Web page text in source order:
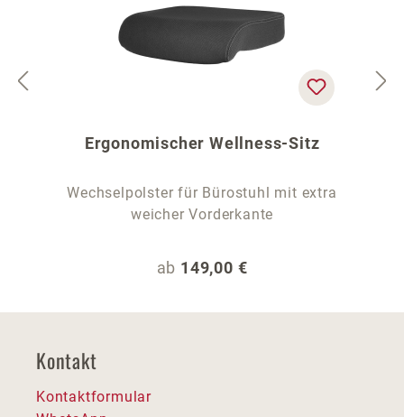
Ergonomischer Wellness-Sitz
Wechselpolster für Bürostuhl mit extra
weicher Vorderkante
Regulärer Preis:
ab 149,00 €
Kontakt
Kontaktformular